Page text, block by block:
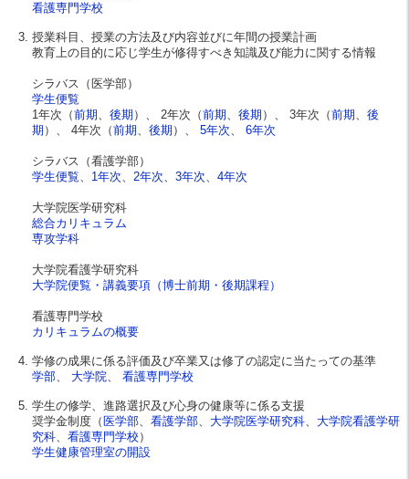
看護専門学校
授業科目、授業の方法及び内容並びに年間の授業計画
教育上の目的に応じ学生が修得すべき知識及び能力に関する情報
シラバス（医学部）
学生便覧
1年次（前期、 後期 ）、 2年次（前期、 後期 ）、 3年次（前期、 後
期 ）、 4年次（前期、 後期 ）、 5年次、 6年次
シラバス（看護学部）
学生便覧、 1年次、 2年次、 3年次、 4年次
大学院医学研究科
総合カリキュラム
専攻学科
大学院看護学研究科
大学院便覧・講義要項（博士前期・後期課程）
看護専門学校
カリキュラムの概要
学修の成果に係る評価及び卒業又は修了の認定に当たっての基準
学部、 大学院、 看護専門学校
学生の修学、進路選択及び心身の健康等に係る支援
奨学金制度（ 医学部、 看護学部、 大学院医学研究科、 大学院看護学研
究科、 看護専門学校 ）
学生健康管理室の開設